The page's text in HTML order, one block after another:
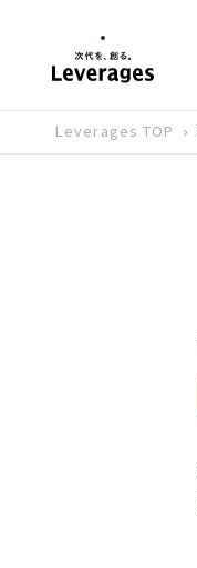
Leverages TOP